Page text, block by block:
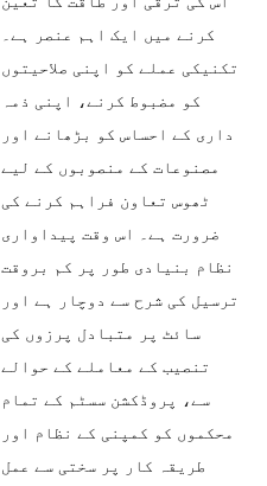
کرنے میں ایک اہم عنصر ہے۔
تکنیکی عملے کو اپنی صلاحیتوں
کو مضبوط کرنے، اپنی ذمہ
داری کے احساس کو بڑھانے اور
مصنوعات کے منصوبوں کے لیے
ٹھوس تعاون فراہم کرنے کی
ضرورت ہے۔ اس وقت پیداواری
نظام بنیادی طور پر کم بروقت
ترسیل کی شرح سے دوچار ہے اور
سائٹ پر متبادل پرزوں کی
تنصیب کے معاملے کے حوالے
سے، پروڈکشن سسٹم کے تمام
محکموں کو کمپنی کے نظام اور
طریقہ کار پر سختی سے عمل